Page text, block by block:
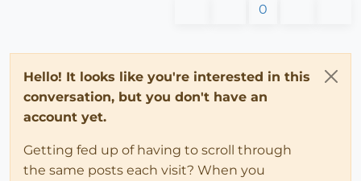
0
Hello! It looks like you're interested in this
conversation, but you don't have an
account yet.
Getting fed up of having to scroll through
the same posts each visit? When you